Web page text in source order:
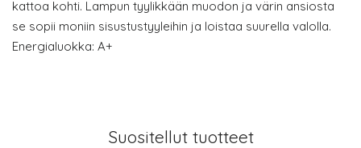
kattoa kohti. Lampun tyylikkään muodon ja värin ansiosta
se sopii moniin sisustustyyleihin ja loistaa suurella valolla.
Energialuokka: A+
Suositellut tuotteet